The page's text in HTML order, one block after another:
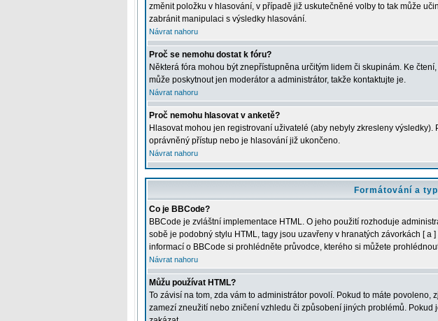
změnit položku v hlasování, v případě již uskutečněné volby to tak může
zabránit manipulaci s výsledky hlasování.
Návrat nahoru
Proč se nemohu dostat k fóru?
Některá fóra mohou být znepřístupněna určitým lidem či skupinám. Ke
může poskytnout jen moderátor a administrátor, takže kontaktujte je.
Návrat nahoru
Proč nemohu hlasovat v anketě?
Hlasovat mohou jen registrovaní uživatelé (aby nebyly zkresleny
oprávněný přístup nebo je hlasování již ukončeno.
Návrat nahoru
Formátování a
Co je BBCode?
BBCode je zvláštní implementace HTML. O jeho použití rozhoduje
sobě je podobný stylu HTML, tagy jsou uzavřeny v hranatých závorkách [ a
informací o BBCode si prohlédněte průvodce, kterého si můžete
Návrat nahoru
Můžu používat HTML?
To závisí na tom, zda vám to administrátor povolí. Pokud to máte povoleno,
zamezí zneužití nebo zničení vzhledu či způsobení jiných problémů.